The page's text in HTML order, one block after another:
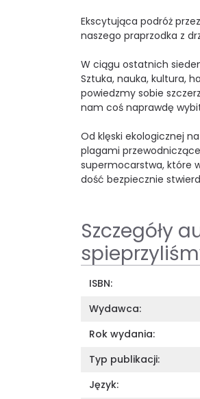
Ekscytująca podróż
naszego praprzodka z
W ciągu ostatnich
Sztuka, nauka, kultura,
powiedzmy sobie
nam coś naprawdę
Od klęski ekologicznej
plagami
supermocarstwa, które
dość bezpiecznie
Szczegóły
ISBN:
Wydawca:
Rok wydania:
Typ publikacji:
Język: